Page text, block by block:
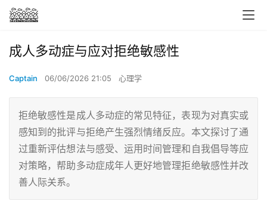
成人多动症与应对拒绝敏感性
Captain 06/06/2026 21:05 心理学
拒绝敏感性是成人多动症的常见特征，表现为对真实或
感知到的批评与拒绝产生强烈情绪反应。本文探讨了通
过重新评估想法与感受、运用时间管理和自我倡导等应
对策略，帮助多动症成年人更好地管理拒绝敏感性并改
善人际关系。